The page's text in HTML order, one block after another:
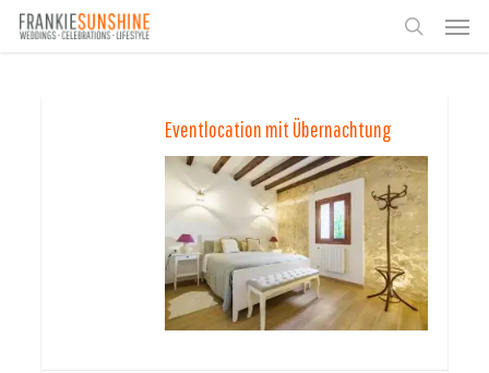
Skip
Eventlocation mit Übernachtung